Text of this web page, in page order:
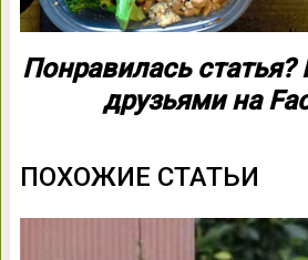
Понравилась статья?
друзьями на
ПОХОЖИЕ СТАТЬИ